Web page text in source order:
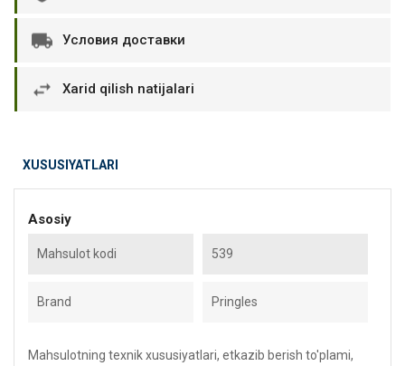
Условия доставки
Xarid qilish natijalari
XUSUSIYATLARI
Asosiy
Mahsulot kodi 539
Brand Pringles
Mahsulotning texnik xususiyatlari, etkazib berish to'plami,